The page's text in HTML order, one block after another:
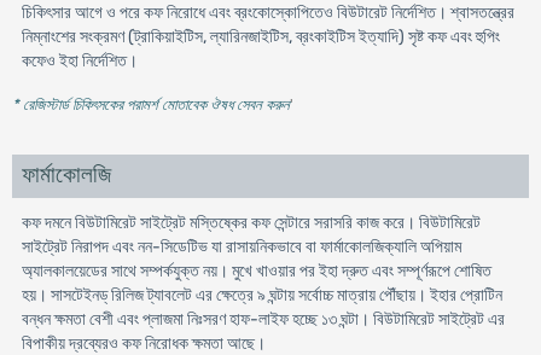
চিকিৎসার আগে ও পরে কফ নিরোধে এবং ব্রংকোস্কোপিতেও বিউটারেট নির্দেশিত। শ্বাসতন্ত্রের
নিম্নাংশের সংক্রমণ (ট্রাকিয়াইটিস, ল্যারিনজাইটিস, ব্রংকাইটিস ইত্যাদি) সৃষ্ট কফ এবং হুপিং
কফেও ইহা নির্দেশিত।
* রেজিস্টার্ড চিকিৎসকের পরামর্শ মোতাবেক ঔষধ সেবন করুন'
ফার্মাকোলজি
কফ দমনে বিউটামিরেট সাইট্রেট মস্তিষ্কের কফ সেন্টারে সরাসরি কাজ করে। বিউটামিরেট
সাইট্রেট নিরাপদ এবং নন-সিডেটিভ যা রাসায়নিকভাবে বা ফার্মাকোলজিক্যালি অপিয়াম
অ্যালকালয়েডের সাথে সম্পর্কযুক্ত নয়। মুখে খাওয়ার পর ইহা দ্রুত এবং সম্পূর্ণরূপে শোষিত
হয়। সাসটেইনড্ রিলিজ ট্যাবলেট এর ক্ষেত্রে ৯ ঘন্টায় সর্বোচ্চ মাত্রায় পৌঁছায়। ইহার প্রোটিন
বন্ধন ক্ষমতা বেশী এবং প্লাজমা নিঃসরণ হাফ-লাইফ হচ্ছে ১৩ ঘন্টা। বিউটামিরেট সাইট্রেট এর
বিপাকীয় দ্রব্যেরও কফ নিরোধক ক্ষমতা আছে।